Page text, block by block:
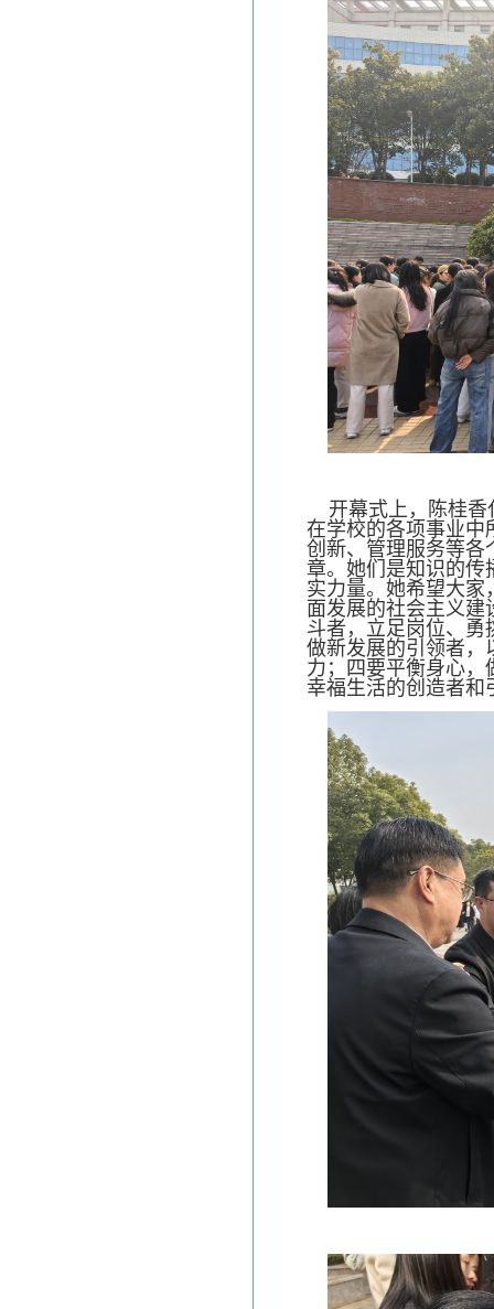
开幕式上，陈桂
在学校的各项事业中
创新、管理服务等各
章。她们是知识的传
实力量。她希望大家
面发展的社会主义建
斗者，立足岗位、勇
做新发展的引领者，
力；四要平衡身心，
幸福生活的创造者和